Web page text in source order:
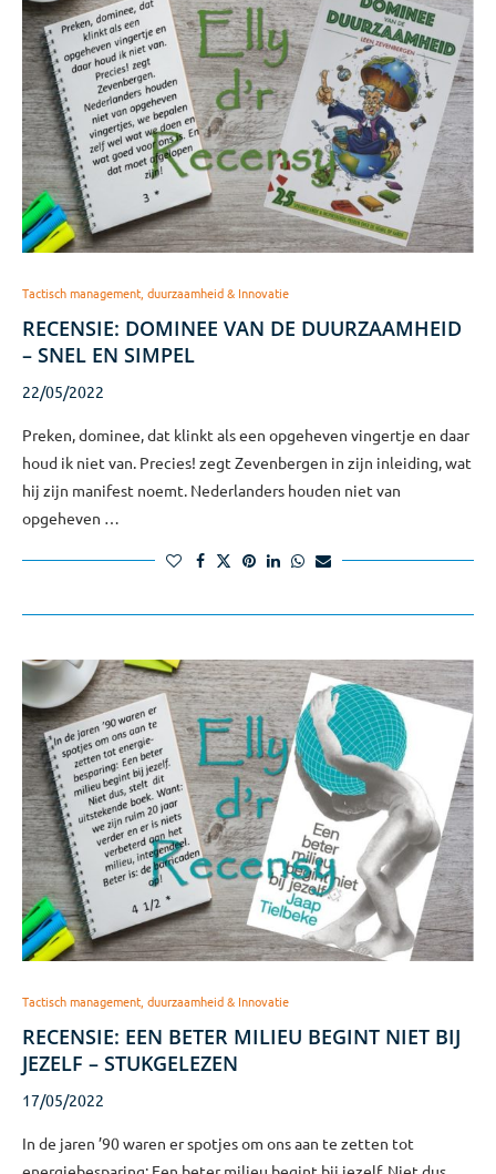
Tactisch management, duurzaamheid & Innovatie
RECENSIE: DOMINEE VAN DE DUURZAAMHEID
– SNEL EN SIMPEL
22/05/2022
Preken, dominee, dat klinkt als een opgeheven vingertje en daar
houd ik niet van. Precies! zegt Zevenbergen in zijn inleiding, wat
hij zijn manifest noemt. Nederlanders houden niet van
opgeheven …
Tactisch management, duurzaamheid & Innovatie
RECENSIE: EEN BETER MILIEU BEGINT NIET BIJ
JEZELF – STUKGELEZEN
17/05/2022
In de jaren ’90 waren er spotjes om ons aan te zetten tot